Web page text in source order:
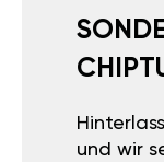
und wir